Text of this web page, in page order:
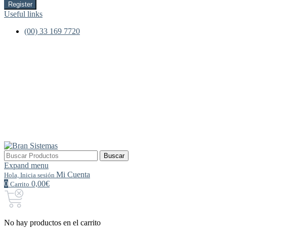
Register
Useful links
(00) 33 169 7720
Buscar
por:
Buscar
Expand menu
Hola, Inicia sesión Mi Cuenta
0 Carrito 0,00€
No hay productos en el carrito